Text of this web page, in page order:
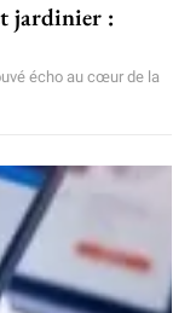
jardinier :
écho au cœur de la